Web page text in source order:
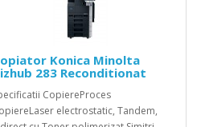
Konica Minolta
283 Reconditionat
CopiereProces
electrostatic, Tandem,